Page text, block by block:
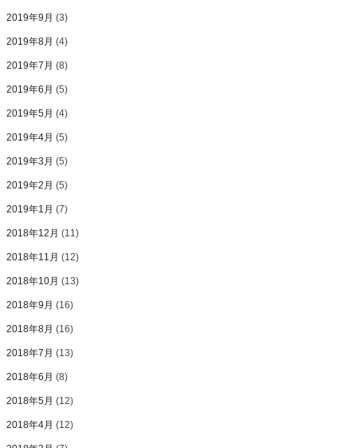
2019年9月 (3)
2019年8月 (4)
2019年7月 (8)
2019年6月 (5)
2019年5月 (4)
2019年4月 (5)
2019年3月 (5)
2019年2月 (5)
2019年1月 (7)
2018年12月 (11)
2018年11月 (12)
2018年10月 (13)
2018年9月 (16)
2018年8月 (16)
2018年7月 (13)
2018年6月 (8)
2018年5月 (12)
2018年4月 (12)